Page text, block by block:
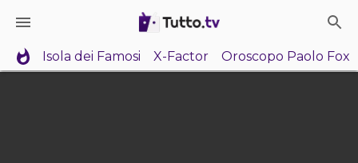
Isola dei Famosi X-Factor Oroscopo Paolo Fox